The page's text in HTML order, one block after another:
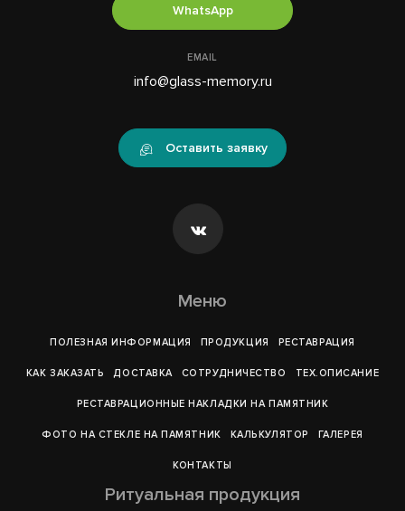
WhatsApp
EMAIL
info@glass-memory.ru
Оставить заявку
Меню
ПОЛЕЗНАЯ ИНФОРМАЦИЯ ПРОДУКЦИЯ РЕСТАВРАЦИЯ
КАК ЗАКАЗАТЬ ДОСТАВКА СОТРУДНИЧЕСТВО ТЕХ.ОПИСАНИЕ
РЕСТАВРАЦИОННЫЕ НАКЛАДКИ НА ПАМЯТНИК
ФОТО НА СТЕКЛЕ НА ПАМЯТНИК КАЛЬКУЛЯТОР ГАЛЕРEЯ
КОНТАКТЫ
Ритуальная продукция